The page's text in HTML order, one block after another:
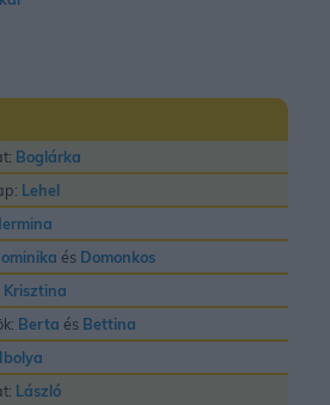
Boglárka
Lehel
és Domonkos
Krisztina
Berta és Bettina
Ibolya
László